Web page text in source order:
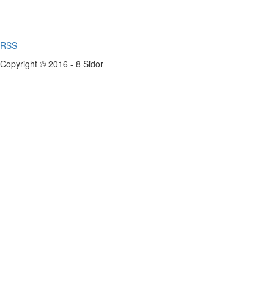
RSS
Copyright © 2016 - 8 Sidor